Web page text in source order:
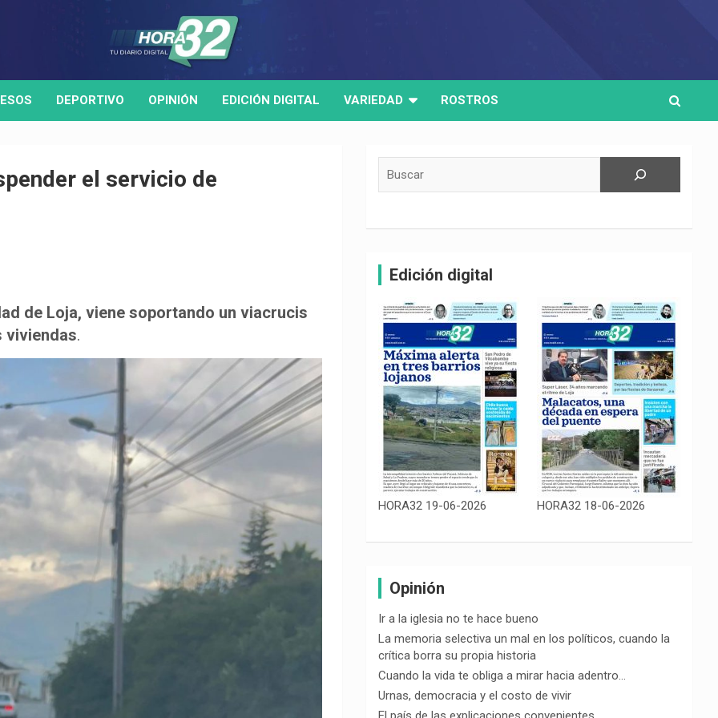
DEPORTIVO OPINIÓN EDICIÓN DIGITAL VARIEDAD ROSTROS
el servicio de
de Loja, viene soportando un viacrucis
viviendas.
Edición digital
HORA32 19-06-2026 HORA32 18-06-2026
Opinión
Ir a la iglesia no te hace bueno
La memoria selectiva un mal en los políticos, cuando la
crítica borra su propia historia
Cuando la vida te obliga a mirar hacia adentro…
Urnas, democracia y el costo de vivir